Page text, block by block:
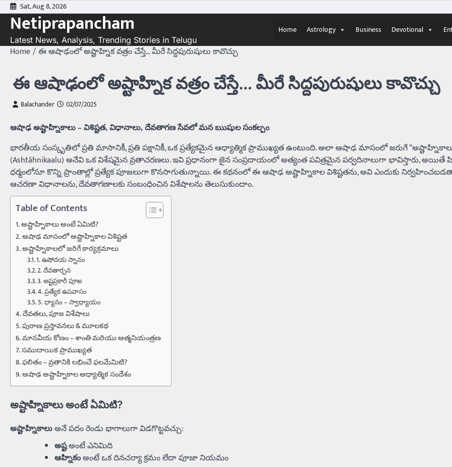
Skip
to
content
Sat, Aug 8, 2026
Netiprapancham
Latest News, Analysis, Trending Stories in Telugu
Home Astrology Business Devotional
Home ఈ ఆషాఢంలో అష్టాహ్నిక వత్రం చేస్తే… మీరే సిద్దపురుషులు కావొచ్చు
ఈ ఆషాఢంలో అష్టాహ్నిక వత్రం చేస్తే… మీరే సిద్దపురుషులు కావొచ్చు
Balachander 02/07/2025
ఆషాఢ అష్టాహ్నికాలు – విశిష్టత, విధానాలు, దేవతాగణ సేవలో మన ఋషుల సంకల్పం
భారతీయ సంస్కృతిలో ప్రతి మాసానికీ, ప్రతి పక్షానికీ, ఒక ప్రత్యేకమైన ఆధ్యాత్మిక ప్రాముఖ్యత ఉంటుంది. అలా ఆషాఢ మాసంలో జరుగే
(Ashtāhnikaalu) అనేవి ఒక విశేషమైన వ్రతాచరణలు. ఇవి ప్రధానంగా జైన సంప్రదాయంలో అత్యంత పవిత్రమైన పర్వదినాలుగా భావిస్తారు, అయితే
ధర్మంలోనూ కొన్ని ప్రాంతాల్లో ప్రత్యేక పూజలుగా కొనసాగుతున్నాయి. ఈ కథనంలో ఈ ఆషాఢ అష్టాహ్నికాల విశిష్టతను, అవి ఎందుకు
ఆచరణా విధానాలను, దేవతాగణాలకు సంబంధించిన విశేషాలను తెలుసుకుందాం.
Table of Contents
అష్టాహ్నికాలు అంటే ఏమిటి?
ఆషాఢ మాసంలో అష్టాహ్నికాల విశిష్టత
అష్టాహ్నికాలలో జరిగే కార్యక్రమాలు
1. ఉషోదయ స్నానం
2. దేవతార్చన
3. అష్టప్రకారీ పూజ
4. ప్రత్యేక ఉపవాసం
5. ధ్యానం – స్వాధ్యాయం
దేవతలు, పూజ విశేషాలు
పురాణ ప్రస్తావనలు & మూలకథ
మానవీయ కోణం – శాంతి మరియు ఆత్మనియంత్రణ
సముదాయిక ప్రాముఖ్యత
ఫలితం – వ్రతానికి లభించే ఫలమేమిటి?
ఆషాఢ అష్టాహ్నికాల ఆధ్యాత్మిక సందేశం
అష్టాహ్నికాలు అంటే ఏమిటి?
అష్టాహ్నికాలుఅనే పదం రెండు భాగాలుగా విడగొట్టవచ్చు:
అష్టఅంటే ఎనిమిది
ఆహ్నికంఅంటే ఒక దినచర్యా క్రమం లేదా పూజా నియమం